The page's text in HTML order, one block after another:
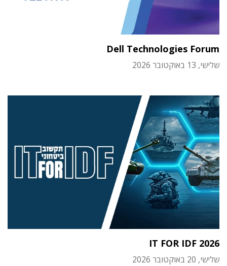
Dell Technologies Forum
שלישי, 13 באוקטובר 2026
IT FOR IDF 2026
שלישי, 20 באוקטובר 2026